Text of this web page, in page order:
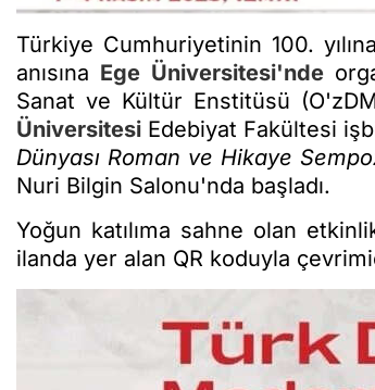
Türkiye Cumhuriyetinin 100.
anısına Ege Üniversitesi'nde
Sanat ve Kültür Enstitüsü
Üniversitesi Edebiyat Fakültesi
Dünyası Roman ve Hikaye
Nuri Bilgin Salonu'nda başladı.
Yoğun katılıma sahne olan
ilanda yer alan QR koduyla